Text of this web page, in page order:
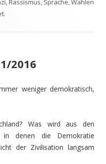
,Rassismus, Sprache,Wahlen
.
2016
weniger demokratisch,
Was wird aus den
denen die Demokratie
der Zivilisation langsam